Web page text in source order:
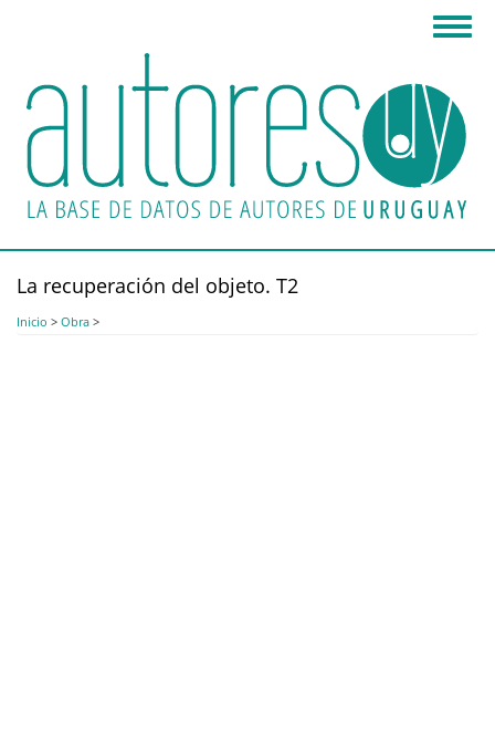
principal
La recuperación del objeto. T2
Inicio > Obra >